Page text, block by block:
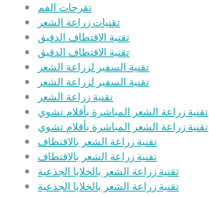
تقرحات الفم
تقنيات زراعة الشعر
تقنية الاقتطاف الدقيق
تقنية الاقتطاف الدقيق
تقنية السفير لزراعة الشعر
تقنية السفير لزراعة الشعر
تقنية زراعة الشعر
تقنية زراعة الشعر المباشرة بأقلام تشوي
تقنية زراعة الشعر المباشرة بأقلام تشوي
تقنية زراعة الشعر بالاقتطاف
تقنية زراعة الشعر بالاقتطاف
تقنية زراعة الشعر بالخلايا الجذعية
تقنية زراعة الشعر بالخلايا الجذعية